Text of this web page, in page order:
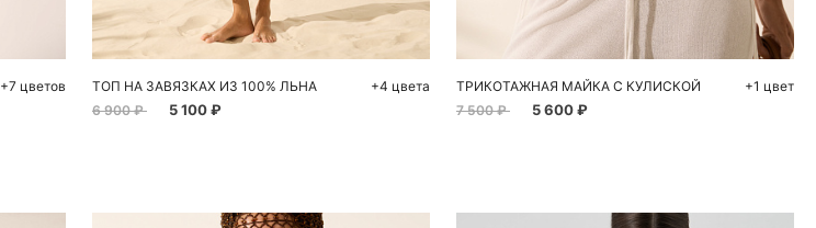
+7 цветов
ТОП НА ЗАВЯЗКАХ ИЗ 100% ЛЬНА
6 900 ₽
5 100 ₽
+4 цвета
ТРИКОТАЖНАЯ МАЙКА С КУЛИСКОЙ
7 500 ₽
5 600 ₽
+1 цвет